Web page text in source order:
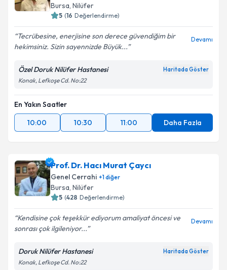
Bursa, Nilüfer
5 (16 Değerlendirme)
Tecrübesine, enerjisine son derece güvendiğim bir
hekimsiniz. Sizin sayennizde Büyük...
Devamı
Özel Doruk Nilüfer Hastanesi Haritada Göster
Konak, Lefkoşe Cd. No:22
En Yakın Saatler
10:00
10:30 11:00 Daha Fazla
Prof. Dr. Hacı Murat Çaycı
Genel Cerrahi +1diğer
Bursa, Nilüfer
5 (428 Değerlendirme)
Kendisine çok teşekkür ediyorum amaliyat öncesi ve
sonrası çok ilgileniyor...
Devamı
Doruk Nilüfer Hastanesi Haritada Göster
Konak, Lefkoşe Cd. No:22